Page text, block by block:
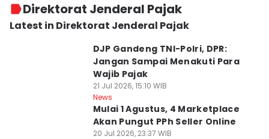
Direktorat Jenderal Pajak
Latest in Direktorat Jenderal Pajak
DJP Gandeng TNI-Polri, DPR:
Jangan Sampai Menakuti Para
Wajib Pajak
21 Jul 2026, 15:10 WIB
News
Mulai 1 Agustus, 4 Marketplace
Akan Pungut PPh Seller Online
20 Jul 2026, 23:37 WIB